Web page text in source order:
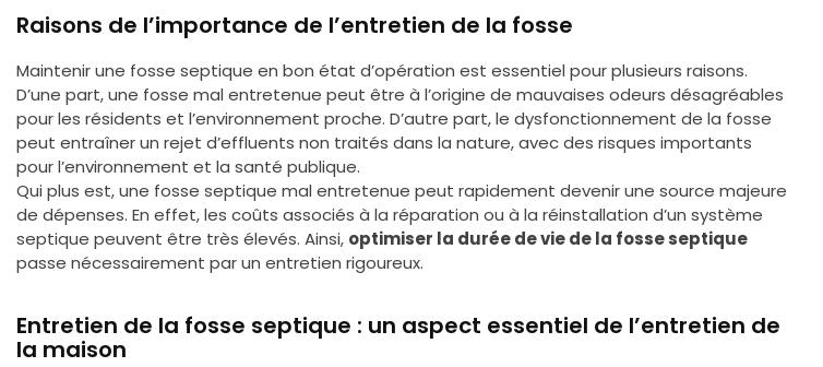
Raisons de l’importance de l’entretien de la fosse
Maintenir une fosse septique en bon état d’opération est essentiel pour plusieurs raisons.
D’une part, une fosse mal entretenue peut être à l’origine de mauvaises odeurs désagréables
pour les résidents et l’environnement proche. D’autre part, le dysfonctionnement de la fosse
peut entraîner un rejet d’effluents non traités dans la nature, avec des risques importants
pour l’environnement et la santé publique.
Qui plus est, une fosse septique mal entretenue peut rapidement devenir une source majeure
de dépenses. En effet, les coûts associés à la réparation ou à la réinstallation d’un système
septique peuvent être très élevés. Ainsi, optimiser la durée de vie de la fosse septique
passe nécessairement par un entretien rigoureux.
Entretien de la fosse septique : un aspect essentiel de l’entretien de
la maison